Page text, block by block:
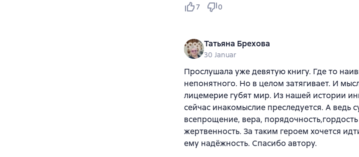
7 0
Татьяна Брехова
30 Januar
Прослушала уже девятую книгу. Где то
непонятного. Но в целом затягивает. И
лицемерие губят мир. Из нашей истории
сейчас инакомыслие преследуется. А ведь
всепрощение, вера,
жертвенность. За таким героем хочется
ему надёжность. Спасибо автору.